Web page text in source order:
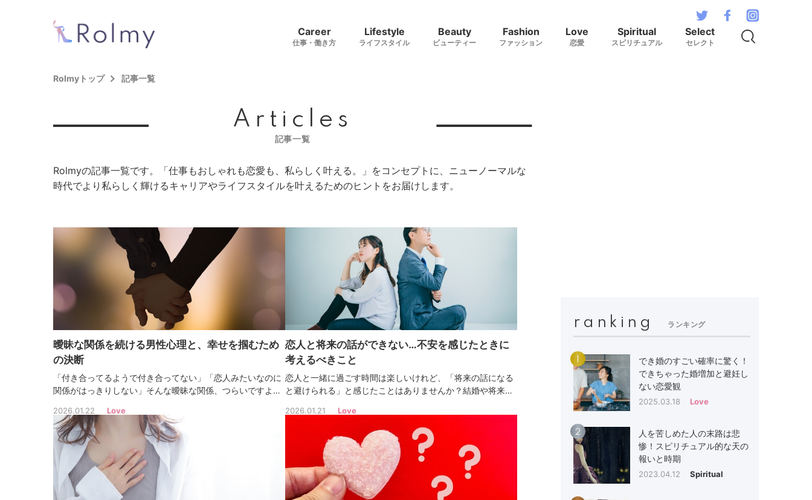
Career
仕事・働き方
Lifestyle
ライフスタイル
Beauty
ビューティー
Fashion
ファッション
Love
恋愛
Spiritual
スピリチュアル
Select
セレクト
Rolmyトップ 記事一覧
Articles
記事一覧
Rolmyの記事一覧です。「仕事もおしゃれも恋愛も、私らしく叶える。」をコンセプトに、ニューノーマルな
時代でより私らしく輝けるキャリアやライフスタイルを叶えるためのヒントをお届けします。
曖昧な関係を続ける男性心理と、幸せを掴むため
の決断
「付き合ってるようで付き合ってない」「恋人みたいなのに
関係がはっきりしない」そんな曖昧な関係、つらいですよ
けるべきか悩むあなたに、見極めるヒントをお伝えします。
2026.01.22 Love
恋人と将来の話ができない…不安を感じたときに
考えるべきこと
恋人と一緒に過ごす時間は楽しいけれど、「将来の話になる
と避けられる」と感じたことはありませんか？結婚や将来の
きないからといって“愛がない”わけではありません。
2026.01.21 Love
ranking ランキング
でき婚のすごい確率に驚く！
できちゃった婚増加と避妊し
ない恋愛観
2025.03.18 Love
2
人を苦しめた人の末路は悲
惨！スピリチュアル的な天の
報いと時期
2023.04.12 Spiritual